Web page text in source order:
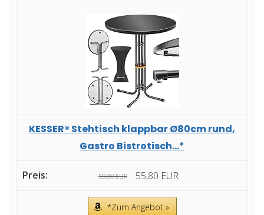
KESSER® Stehtisch klappbar Ø80cm rund,
Gastro Bistrotisch...*
59,80 EUR 55,80 EUR
*Zum Angebot »